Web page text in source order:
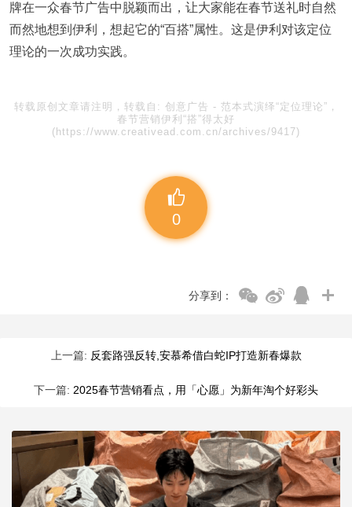
牌在一众春节广告中脱颖而出，让大家能在春节送礼时自然
而然地想到伊利，想起它的“百搭”属性。这是伊利对该定位
理论的一次成功实践。
转载原创文章请注明，转载自: 创意广告 - 范本式演绎“定位理论”，
春节营销伊利“搭”得太好
(https://www.creativead.com.cn/archives/9417)
0
分享到：
上一篇: 反套路强反转,安慕希借白蛇IP打造新春爆款
下一篇: 2025春节营销看点，用「心愿」为新年淘个好彩头